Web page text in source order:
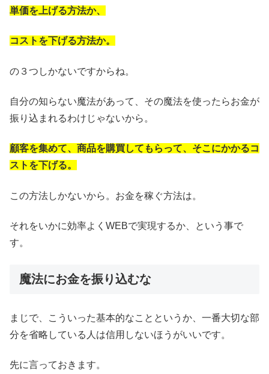
単価を上げる方法か、
コストを下げる方法か。
の３つしかないですからね。
自分の知らない魔法があって、その魔法を使ったらお金が
振り込まれるわけじゃないから。
顧客を集めて、商品を購買してもらって、そこにかかるコ
ストを下げる。
この方法しかないから。お金を稼ぐ方法は。
それをいかに効率よくWEBで実現するか、という事で
す。
魔法にお金を振り込むな
まじで、こういった基本的なことというか、一番大切な部
分を省略している人は信用しないほうがいいです。
先に言っておきます。